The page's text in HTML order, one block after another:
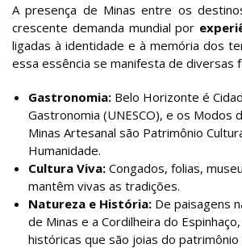
A presença de Minas entre os
crescente demanda mundial por
ligadas à identidade e à memória dos
essa essência se manifesta de diversas
Gastronomia: Belo Horizonte é
Gastronomia (UNESCO), e os Modos
Minas Artesanal são Patrimônio
Humanidade.
Cultura Viva: Congados, folias,
mantêm vivas as tradições.
Natureza e História: De paisagens
de Minas e a Cordilheira do
históricas que são joias do patrimônio